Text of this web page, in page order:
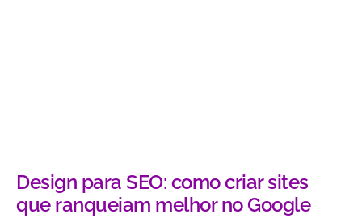
Design para SEO: como criar sites
que ranqueiam melhor no Google